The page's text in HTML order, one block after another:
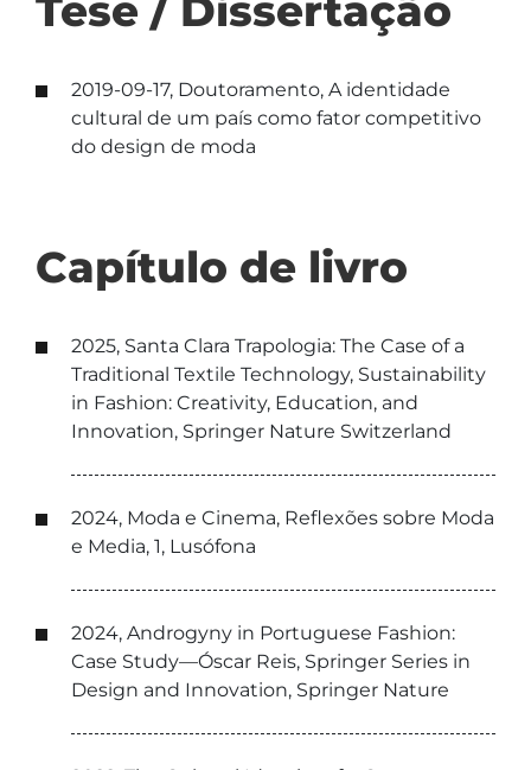
Tese / Dissertação
2019-09-17, Doutoramento, A identidade
cultural de um país como fator competitivo
do design de moda
Capítulo de livro
2025, Santa Clara Trapologia: The Case of a
Traditional Textile Technology, Sustainability
in Fashion: Creativity, Education, and
Innovation, Springer Nature Switzerland
2024, Moda e Cinema, Reflexões sobre Moda
e Media, 1, Lusófona
2024, Androgyny in Portuguese Fashion:
Case Study—Óscar Reis, Springer Series in
Design and Innovation, Springer Nature